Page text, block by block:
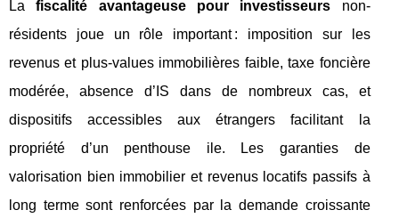
Lafiscalité avantageuse pour investisseurs non-
résidents joue un rôle important : imposition sur les
revenus et plus-values immobilières faible, taxe foncière
modérée, absence d’IS dans de nombreux cas, et
dispositifs accessibles aux étrangers facilitant la
propriété d’un penthouse ile. Les garanties de
valorisation bien immobilier et revenus locatifs passifs à
long terme sont renforcées par la demande croissante